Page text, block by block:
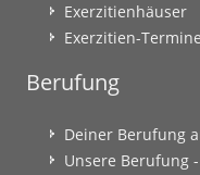
Exerzitienhäuser
Exerzitien-Termine
Berufung
Deiner Berufung
Unsere Berufung